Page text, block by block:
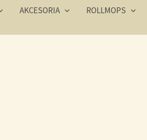
AKCESORIA ROLLMOPS